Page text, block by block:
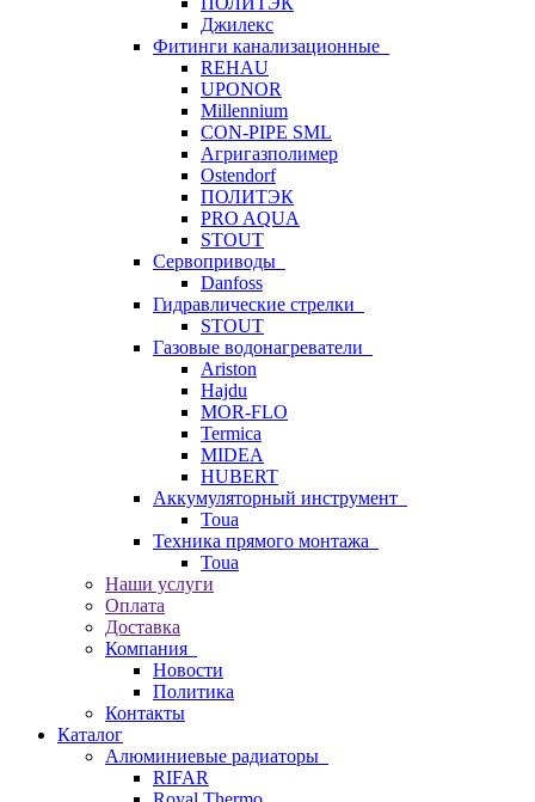
Джилекс
Фитинги канализационные
REHAU
UPONOR
Millennium
CON-PIPE SML
Агригазполимер
Ostendorf
ПОЛИТЭК
PRO AQUA
STOUT
Сервоприводы
Danfoss
Гидравлические стрелки
STOUT
Газовые водонагреватели
Ariston
Hajdu
MOR-FLO
Termica
MIDEA
HUBERT
Аккумуляторный инструмент
Toua
Техника прямого монтажа
Toua
Наши услуги
Оплата
Доставка
Компания
Новости
Политика
Контакты
Каталог
Алюминиевые радиаторы
RIFAR